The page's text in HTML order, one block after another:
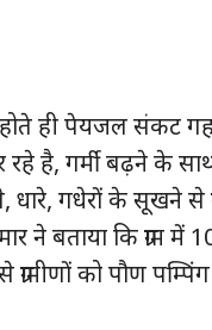
ही पेयजल संकट
है, गर्मी बढ़ने के
गधेरों के सूखने से
बताया कि ग्राम में
को पौण